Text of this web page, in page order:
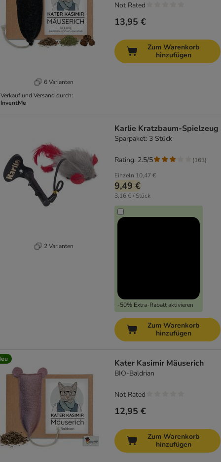
6 Varianten
Verkauf und Versand durch:
InventMe
13,95 €
Not Rated
Zum Warenkorb
hinzufügen
2 Varianten
Karlie Kratzbaum-Spielzeug
Sparpaket: 3 Stück
Einzeln 10,47 €
9,49 €
3,16 € / Stück
-50% Extra-Rabatt aktivieren
Rating: 2.5/5 (163)
Zum Warenkorb
hinzufügen
Kater Kasimir Mäuserich
BIO-Baldrian
12,95 €
Not Rated
Zum Warenkorb
hinzufügen